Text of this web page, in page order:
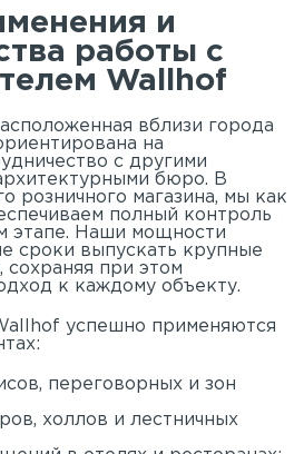
и
работы с
Wallhof
вблизи города
на
с другими
бюро. В
розничного магазина, мы как
полный контроль
этапе. Наши мощности
сроки выпускать крупные
при этом
к каждому объекту.
успешно применяются
переговорных и зон
холлов и лестничных